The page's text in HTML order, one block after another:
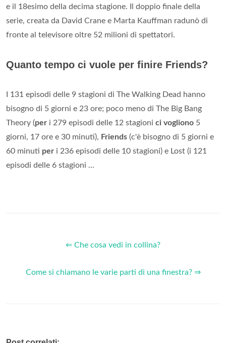
e il 18esimo della decima stagione. Il doppio finale della
serie, creata da David Crane e Marta Kauffman radunò di
fronte al televisore oltre 52 milioni di spettatori.
Quanto tempo ci vuole per finire Friends?
I 131 episodi delle 9 stagioni di The Walking Dead hanno
bisogno di 5 giorni e 23 ore; poco meno di The Big Bang
Theory (per i 279 episodi delle 12 stagioni ci vogliono 5
giorni, 17 ore e 30 minuti), Friends (c'è bisogno di 5 giorni e
60 minuti per i 236 episodi delle 10 stagioni) e Lost (i 121
episodi delle 6 stagioni ...
⇐ Che cosa vedi in collina?
Come si chiamano le varie parti di una finestra? ⇒